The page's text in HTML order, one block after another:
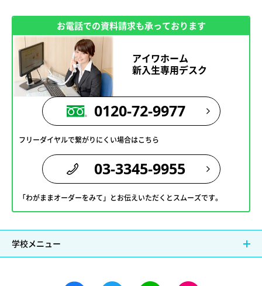
お電話での資料請求も承っております
アイワホーム
新入生専用デスク
0120-72-9977
フリーダイヤルで繋がりにくい場合はこちら
03-3345-9955
「わがままオーダーをみて」とお伝えいただくとスムーズです。
学校メニュー